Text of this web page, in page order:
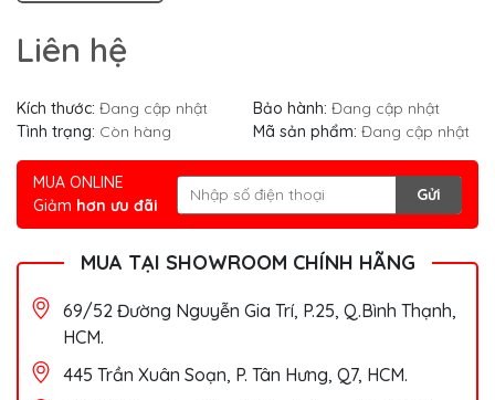
Liên hệ
Kích thước: Đang cập nhật Bảo hành: Đang cập nhật
Tình trạng: Còn hàng Mã sản phẩm: Đang cập nhật
MUA ONLINE
Giảm hơn ưu đãi
Gửi
MUA TẠI SHOWROOM CHÍNH HÃNG
69/52 Đường Nguyễn Gia Trí, P.25, Q.Bình Thạnh,
HCM.
445 Trần Xuân Soạn, P. Tân Hưng, Q7, HCM.